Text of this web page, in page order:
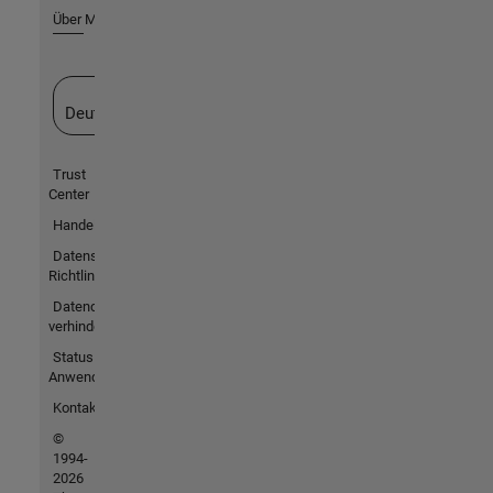
Über MathWorks
Deutschland
Trust
Center
Handelsmarken
Datenschutz-
Richtlinien
Datendiebstahl
verhindern
Status von
Anwendungen
Kontakt
©
1994-
2026